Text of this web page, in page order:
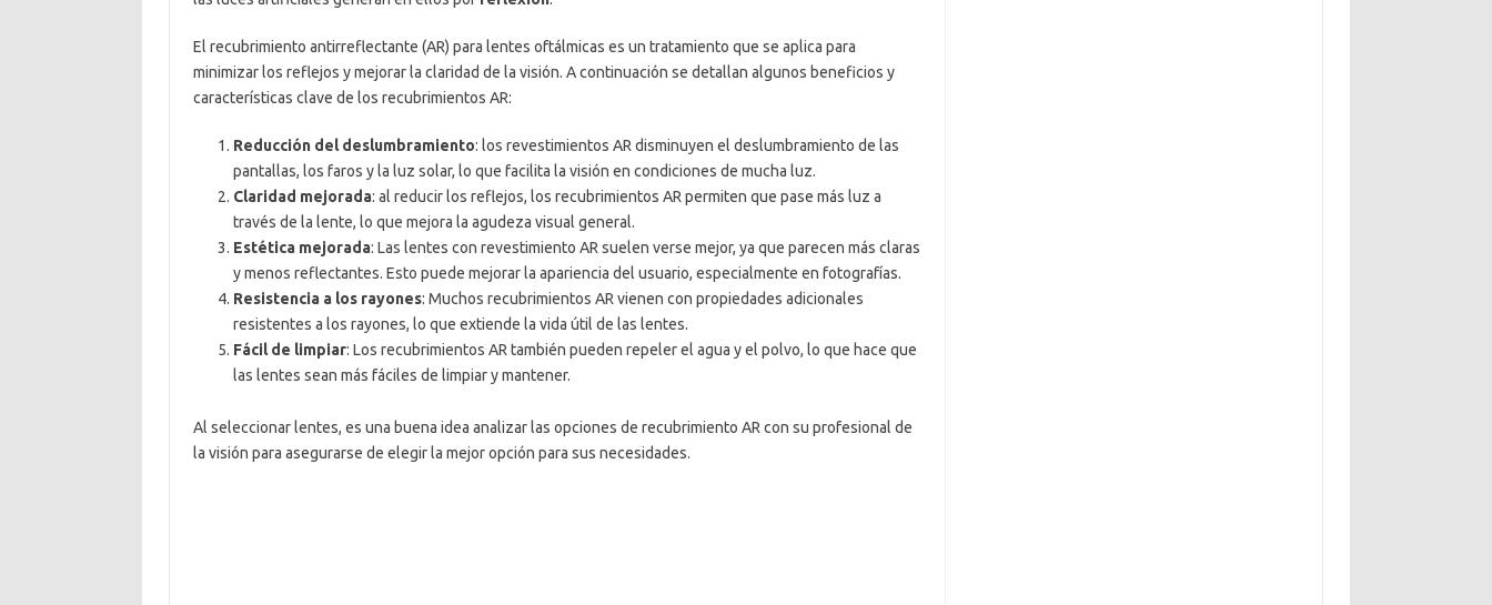
El recubrimiento antirreflectante (AR) para lentes oftálmicas es un tratamiento que se aplica para
minimizar los reflejos y mejorar la claridad de la visión. A continuación se detallan algunos beneficios y
características clave de los recubrimientos AR:
Reducción del deslumbramiento: los revestimientos AR disminuyen el deslumbramiento de las
pantallas, los faros y la luz solar, lo que facilita la visión en condiciones de mucha luz.
Claridad mejorada: al reducir los reflejos, los recubrimientos AR permiten que pase más luz a
través de la lente, lo que mejora la agudeza visual general.
Estética mejorada: Las lentes con revestimiento AR suelen verse mejor, ya que parecen más claras
y menos reflectantes. Esto puede mejorar la apariencia del usuario, especialmente en fotografías.
Resistencia a los rayones: Muchos recubrimientos AR vienen con propiedades adicionales
resistentes a los rayones, lo que extiende la vida útil de las lentes.
Fácil de limpiar: Los recubrimientos AR también pueden repeler el agua y el polvo, lo que hace que
las lentes sean más fáciles de limpiar y mantener.
Al seleccionar lentes, es una buena idea analizar las opciones de recubrimiento AR con su profesional de
la visión para asegurarse de elegir la mejor opción para sus necesidades.